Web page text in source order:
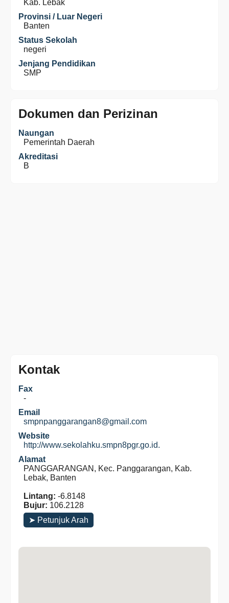
Kab. Lebak
Provinsi / Luar Negeri
Banten
Status Sekolah
negeri
Jenjang Pendidikan
SMP
Dokumen dan Perizinan
Naungan
Pemerintah Daerah
Akreditasi
B
Kontak
Fax
-
Email
smpnpanggarangan8@gmail.com
Website
http://www.sekolahku.smpn8pgr.go.id.
Alamat
PANGGARANGAN, Kec. Panggarangan, Kab.
Lebak, Banten
Lintang: -6.8148
Bujur: 106.2128
➤ Petunjuk Arah